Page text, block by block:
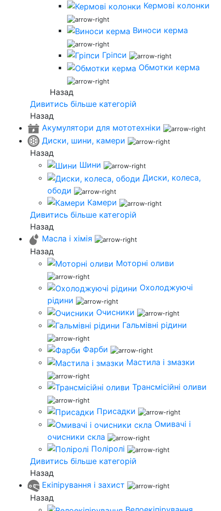
Кермові колонки
Виноси керма
Гріпси
Обмотки керма
Назад
Дивитись більше категорій
Назад
Акумулятори для мототехніки
Диски, шини, камери
Назад
Шини
Диски, колеса,
ободи
Камери
Дивитись більше категорій
Назад
Масла і хімія
Назад
Моторні оливи
Охолоджуючі
рідини
Очисники
Гальмівні рідини
Фарби
Мастила і змазки
Трансмісійні оливи
Присадки
Омивачі і
очисники скла
Поліролі
Дивитись більше категорій
Назад
Екіпірування і захист
Назад